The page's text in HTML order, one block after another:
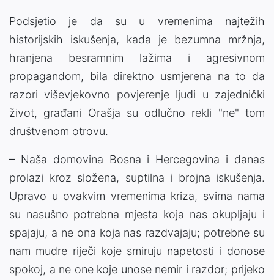
Podsjetio je da su u vremenima najtežih
historijskih iskušenja, kada je bezumna mržnja,
hranjena besramnim lažima i agresivnom
propagandom, bila direktno usmjerena na to da
razori viševjekovno povjerenje ljudi u zajednički
život, građani Orašja su odlučno rekli "ne" tom
društvenom otrovu.
– Naša domovina Bosna i Hercegovina i danas
prolazi kroz složena, suptilna i brojna iskušenja.
Upravo u ovakvim vremenima kriza, svima nama
su nasušno potrebna mjesta koja nas okupljaju i
spajaju, a ne ona koja nas razdvajaju; potrebne su
nam mudre riječi koje smiruju napetosti i donose
spokoj, a ne one koje unose nemir i razdor; prijeko